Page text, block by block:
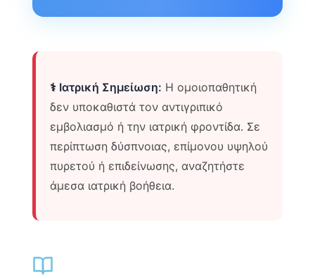
⚕️ Ιατρική Σημείωση: Η ομοιοπαθητική
δεν υποκαθιστά τον αντιγριπικό
εμβολιασμό ή την ιατρική φροντίδα. Σε
περίπτωση δύσπνοιας, επίμονου υψηλού
πυρετού ή επιδείνωσης, αναζητήστε
άμεσα ιατρική βοήθεια.